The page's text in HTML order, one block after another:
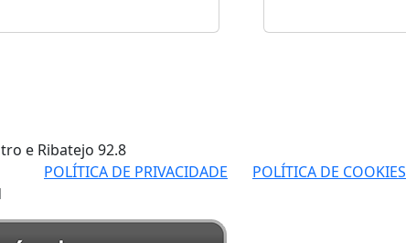
e Ribatejo 92.8
POLÍTICA DE PRIVACIDADE POLÍTICA DE COOKIES